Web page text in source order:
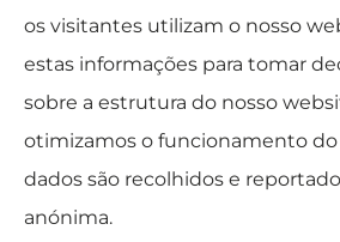
os visitantes utilizam o nosso
estas informações para tomar
sobre a estrutura do nosso
otimizamos o funcionamento do
dados são recolhidos e
anónima.